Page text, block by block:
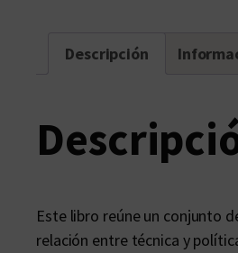
Descripción
Este libro reúne un conjunto
relación entre técnica y